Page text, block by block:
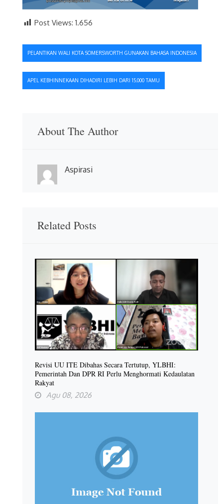
Post Views: 1.656
Navigasi
pos
PELANTIKAN WALI KOTA SOMERSWORTH GUNAKAN BAHASA INDONESIA
APEL KEBHINNEKAAN DIHADIRI LEBIH DARI 15.000 TAMU
About The Author
Aspirasi
Related Posts
Revisi UU ITE Dibahas Secara Tertutup, YLBHI:
Pemerintah Dan DPR RI Perlu Menghormati Kedaulatan
Rakyat
Agu 08, 2026